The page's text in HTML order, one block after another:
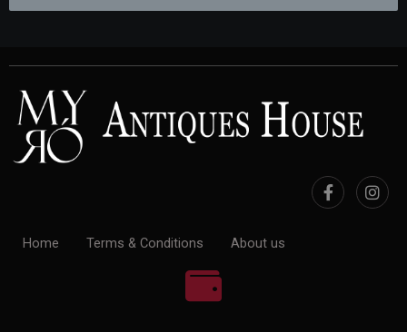
Home Terms & Conditions About us